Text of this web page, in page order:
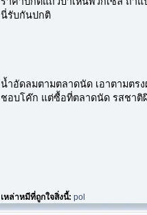
นี่รับกันปกติ
น้ำอัดลมตามตลาดนัด เอาตามตรง
ชอบโค๊ก แต่ซื้อที่ตลาดนัด รสชาติ
เหล่าหมีที่ถูกใจสิ่งนี้:pol